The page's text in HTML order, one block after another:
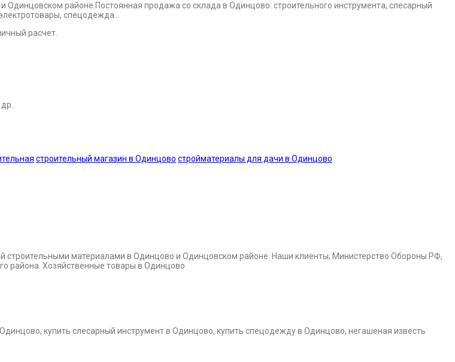
Одинцовском районе.Постоянная продажа со склада в Одинцово: строительного инструмента, слесарный
спецодежда…
расчет.
строительный магазин в Одинцово стройматериалы для дачи в Одинцово
строительными материалами в Одинцово и Одинцовском районе. Наши клиенты; Министерство Обороны РФ,
района. Хозяйственные товары в Одинцово
купить слесарный инструмент в Одинцово, купить спецодежду в Одинцово, негашеная известь